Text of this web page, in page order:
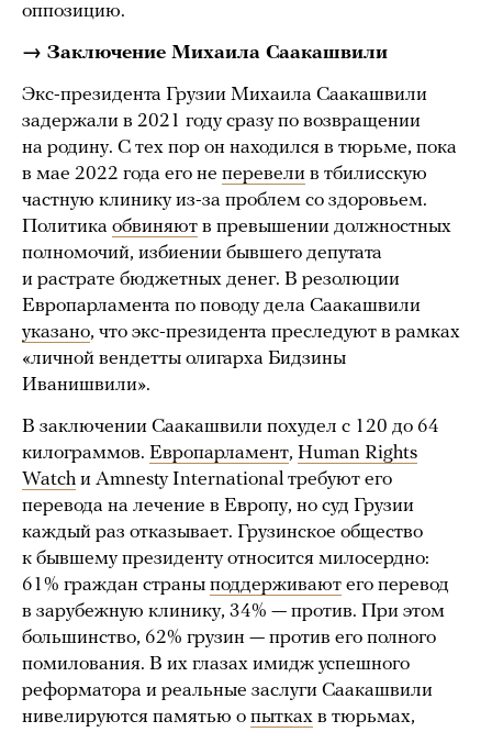
оппозицию.
→ Заключение Михаила Саакашвили
Экс-президента Грузии Михаила Саакашвили
задержали в 2021 году сразу по возвращении
на родину. С тех пор он находился в тюрьме, пока
в мае 2022 года его не перевели в тбилисскую
частную клинику из-за проблем со здоровьем.
Политика обвиняют в превышении должностных
полномочий, избиении бывшего депутата
и растрате бюджетных денег. В резолюции
Европарламента по поводу дела Саакашвили
указано, что экс-президента преследуют в рамках
«личной вендетты олигарха Бидзины
Иванишвили».
В заключении Саакашвили похудел с 120 до 64
килограммов. Европарламент, Human Rights
Watch и Amnesty International требуют его
перевода на лечение в Европу, но суд Грузии
каждый раз отказывает. Грузинское общество
к бывшему президенту относится милосердно:
61% граждан страны поддерживают его перевод
в зарубежную клинику, 34% — против. При этом
большинство, 62% грузин — против его полного
помилования. В их глазах имидж успешного
реформатора и реальные заслуги Саакашвили
нивелируются памятью о пытках в тюрьмах,